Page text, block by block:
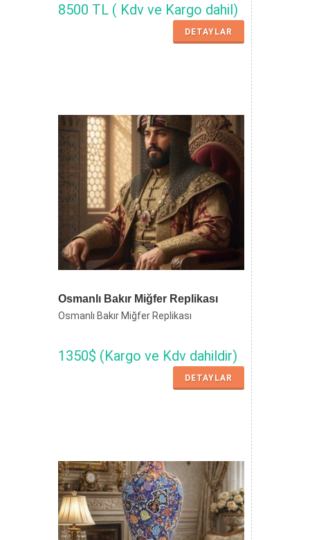
8500 TL ( Kdv ve Kargo dahil)
DETAYLAR
Osmanlı Bakır Miğfer Replikası
Osmanlı Bakır Miğfer Replikası
1350$ (Kargo ve Kdv dahildir)
DETAYLAR